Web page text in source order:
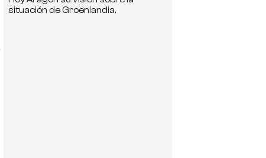
situación de Groenlandia.